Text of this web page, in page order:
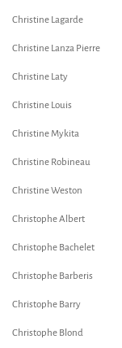
Christine Lagarde
Christine Lanza Pierre
Christine Laty
Christine Louis
Christine Mykita
Christine Robineau
Christine Weston
Christophe Albert
Christophe Bachelet
Christophe Barberis
Christophe Barry
Christophe Blond